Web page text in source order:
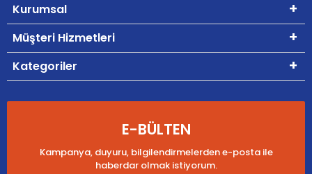
Kurumsal
Müşteri Hizmetleri
Kategoriler
E-BÜLTEN
Kampanya, duyuru, bilgilendirmelerden e-posta ile
haberdar olmak istiyorum.